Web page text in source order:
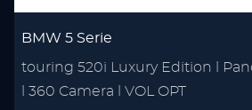
BMW 5 Serie
touring 520i Luxury Edition l
l 360 Camera l VOL OPT